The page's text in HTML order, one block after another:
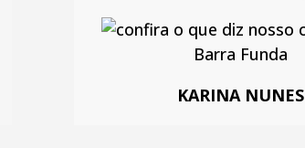
KARINA NUNES